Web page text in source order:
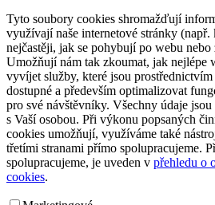
Tyto soubory cookies shromažďují
využívají naše internetové stránky
nejčastěji, jak se pohybují po webu nebo
Umožňují nám tak zkoumat, jak nejlépe
vyvíjet služby, které jsou
dostupné a především optimalizovat
pro své návštěvníky. Všechny údaje
s Vaší osobou. Při výkonu popsaných
cookies umožňují, využíváme také
třetími stranami přímo spolupracujeme.
spolupracujeme, je uveden v přehledu o
cookies.